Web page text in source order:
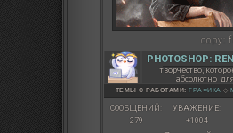
copy:
PHOTOSHOP:
творчество,
абсолютно
ТЕМЫ С РАБОТАМИ:ГРАФИКА ◇
СООБЩЕНИЙ:
279
УВАЖЕНИЕ:
+1004